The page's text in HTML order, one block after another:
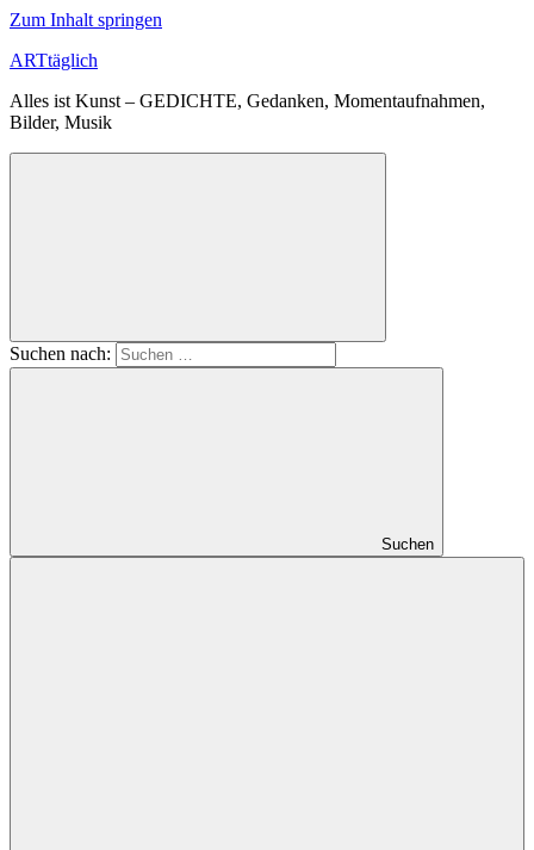
Zum Inhalt springen
ARTtäglich
Alles ist Kunst – GEDICHTE, Gedanken, Momentaufnahmen,
Bilder, Musik
Suchen nach:
Suchen